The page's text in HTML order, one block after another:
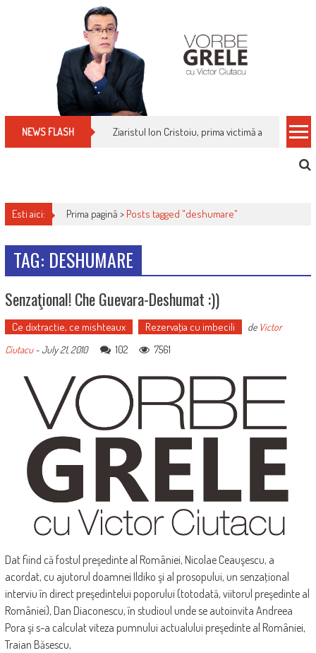
NEWS FLASH Ziaristul Ion Cristoiu, prima victimă a noi
Esti aici: Prima pagină > Posts tagged "deshumare"
TAG: DESHUMARE
Senzaţional! Che Guevara-Deshumat :))
Ce dixtractie, ce mishteaux Rezervaţia cu imbecili de Victor
Ciutacu-July 21, 2010 102 7561
Dat fiind că fostul preşedinte al României, Nicolae Ceauşescu, a
acordat, cu ajutorul doamnei Ildiko şi al prosopului, un senzaţional
interviu în direct preşedintelui poporului (totodată, viitorul preşedinte al
României), Dan Diaconescu, în studioul unde se autoinvita Andreea
Pora şi s-a calculat viteza pumnului actualului preşedinte al României,
Traian Băsescu,